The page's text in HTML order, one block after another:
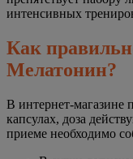
интенсивных
Как
Мелатонин?
В интернет-магазине
капсулах, доза
приеме необходимо